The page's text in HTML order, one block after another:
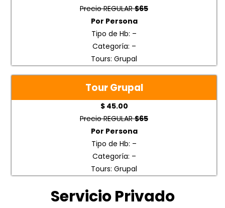
Precio REGULAR$65
Por Persona
Tipo de Hb: –
Categoría: –
Tours: Grupal
Tour Grupal
$ 45.00
Precio REGULAR$65
Por Persona
Tipo de Hb: –
Categoría: –
Tours: Grupal
Servicio Privado